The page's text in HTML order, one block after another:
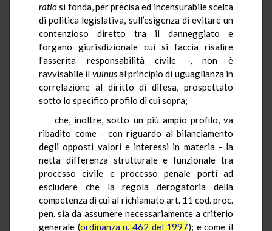
ratiosi fonda, per precisa ed incensurabile scelta
di politica legislativa, sull’esigenza di evitare un
contenzioso diretto tra il danneggiato e
l’organo giurisdizionale cui si faccia risalire
l'asserita responsabilità civile -, non è
ravvisabile il vulnusal principio di uguaglianza in
correlazione al diritto di difesa, prospettato
sotto lo specifico profilo di cui sopra;
che, inoltre, sotto un più ampio profilo, va
ribadito come - con riguardo al bilanciamento
degli opposti valori e interessi in materia - la
netta differenza strutturale e funzionale tra
processo civile e processo penale porti ad
escludere che la regola derogatoria della
competenza di cui al richiamato art. 11 cod. proc.
pen. sia da assumere necessariamente a criterio
generale (ordinanza n. 462 del 1997); e come il